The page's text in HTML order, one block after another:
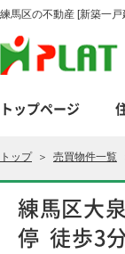
練馬区の不動産 [新築一
トップページ
トップ＞ 売買物件一覧
練馬区大
停 徒歩3分